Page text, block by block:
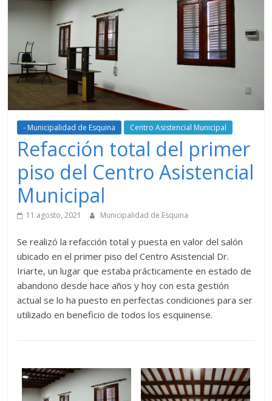
- Municipalidad de Esquina Centro Asistencial Municipal
Refacción total del primer
piso del Centro Asistencial
Municipal
11 agosto, 2021 Municipalidad de Esquina
Se realizó la refacción total y puesta en valor del salón
ubicado en el primer piso del Centro Asistencial Dr.
Iriarte, un lugar que estaba prácticamente en estado de
abandono desde hace años y hoy con esta gestión
actual se lo ha puesto en perfectas condiciones para ser
utilizado en beneficio de todos los esquinense.